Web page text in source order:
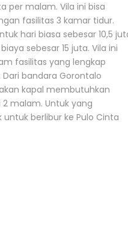
per malam. Vila ini bisa
fasilitas 3 kamar tidur.
hari biasa sebesar 10,5
sebesar 15 juta. Vila ini
fasilitas yang lengkap
bandara Gorontalo
kapal membutuhkan
malam. Untuk yang
berlibur ke Pulo Cinta